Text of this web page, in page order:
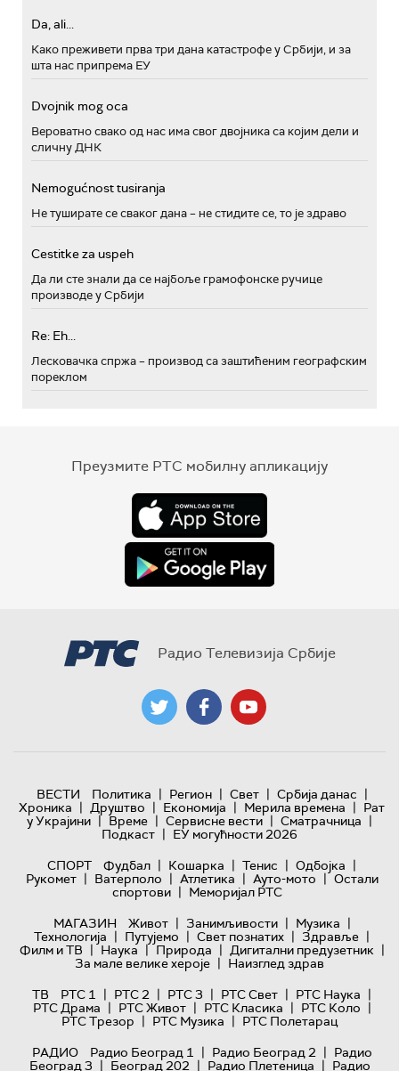
Da, ali...
Како преживети прва три дана катастрофе у Србији, и за
шта нас припрема ЕУ
Dvojnik mog oca
Вероватно свако од нас има свог двојника са којим дели и
сличну ДНК
Nemogućnost tusiranja
Не туширате се сваког дана – не стидите се, то је здраво
Cestitke za uspeh
Да ли сте знали да се најбоље грамофонске ручице
производе у Србији
Re: Eh...
Лесковачка спржа – производ са заштићеним географским
пореклом
Преузмите РТС мобилну апликацију
Радио Телевизија Србије
ВЕСТИ Политика | Регион | Свет | Србија данас |
Хроника | Друштво | Економија | Мерила времена | Рат
у Украјини | Време | Сервисне вести | Сматрачница |
Подкаст | ЕУ могућности 2026
СПОРТ
Фудбал | Кошарка | Тенис | Одбојка |
Рукомет | Ватерполо | Атлетика | Ауто-мото | Остали
спортови | Меморијал РТС
МАГАЗИН
Живот | Занимљивости | Музика |
Технологијa | Путујемо | Свет познатих | Здравље |
Филм и ТВ | Наука | Природа | Дигитални предузетник |
За мале велике хероје | Наизглед здрав
ТВ
РТС 1 | РТС 2 | РТС 3 | РТС Свет | РТС Наука |
РТС Драма | РТС Живот | РТС Класика | РТС Коло |
РТС Трезор | РТС Музика | РТС Полетарац
РАДИО
Радио Београд 1 | Радио Београд 2 | Радио
Београд 3 | Београд 202 | Радио Плетеница | Радио